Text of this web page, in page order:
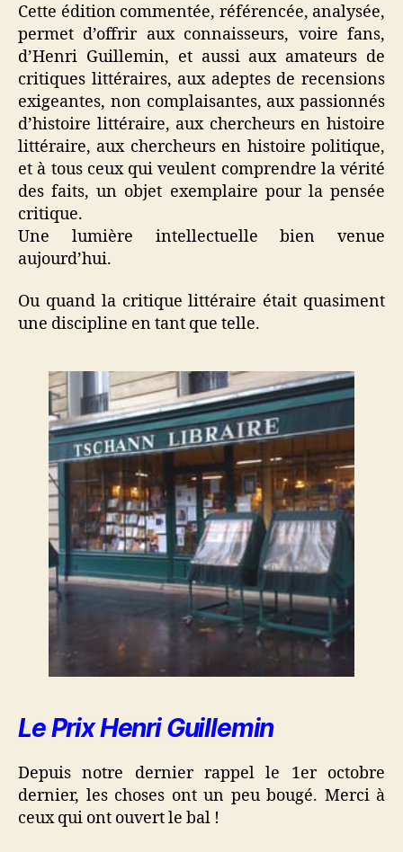
Cette édition commentée, référencée, analysée,
permet d’offrir aux connaisseurs, voire fans,
d’Henri Guillemin, et aussi aux amateurs de
critiques littéraires, aux adeptes de recensions
exigeantes, non complaisantes, aux passionnés
d’histoire littéraire, aux chercheurs en histoire
littéraire, aux chercheurs en histoire politique,
et à tous ceux qui veulent comprendre la vérité
des faits, un objet exemplaire pour la pensée
critique.
Une lumière intellectuelle bien venue
aujourd’hui.
Ou quand la critique littéraire était quasiment
une discipline en tant que telle.
Le Prix Henri Guillemin
Depuis notre dernier rappel le 1er octobre
dernier, les choses ont un peu bougé. Merci à
ceux qui ont ouvert le bal !